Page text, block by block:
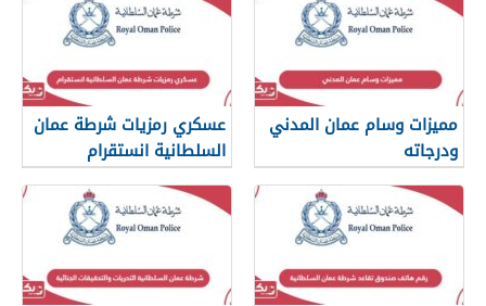
مميزات وسام عمان المدني
ودرجاته
عسكري رمزيات شرطة عمان
السلطانية انستقرام